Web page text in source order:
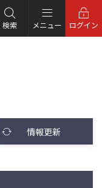
検索 メニュー ログイン
情報更新